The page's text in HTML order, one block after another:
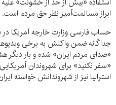
ابراز مسالمت‌آمیز نظر حق مردم است.
حساب فارسی وزارت خارجه آمریکا
جداگانه ضمن واکنش به برخی
«صدای مردم ایران» شده و بار دیگر
«سفر نکنید» برای شهروندان آمریکایی
استرالیا نیز از شهروندانش خواسته